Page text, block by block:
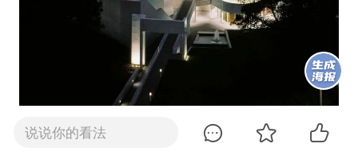
说说你的看法